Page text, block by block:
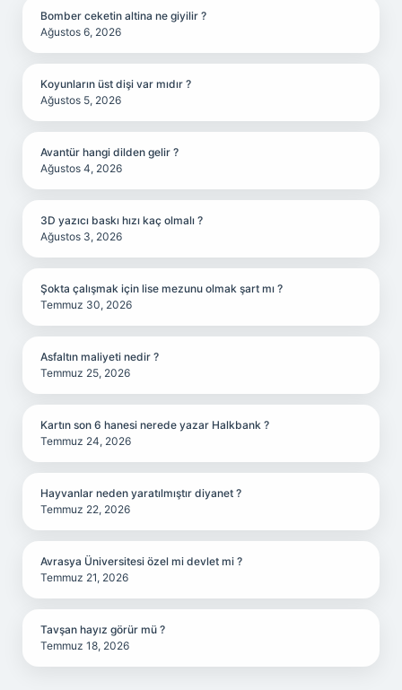
Bomber ceketin altina ne giyilir ?
Ağustos 6, 2026
Koyunların üst dişi var mıdır ?
Ağustos 5, 2026
Avantür hangi dilden gelir ?
Ağustos 4, 2026
3D yazıcı baskı hızı kaç olmalı ?
Ağustos 3, 2026
Şokta çalışmak için lise mezunu olmak şart mı ?
Temmuz 30, 2026
Asfaltın maliyeti nedir ?
Temmuz 25, 2026
Kartın son 6 hanesi nerede yazar Halkbank ?
Temmuz 24, 2026
Hayvanlar neden yaratılmıştır diyanet ?
Temmuz 22, 2026
Avrasya Üniversitesi özel mi devlet mi ?
Temmuz 21, 2026
Tavşan hayız görür mü ?
Temmuz 18, 2026